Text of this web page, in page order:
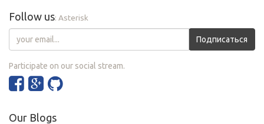
Follow us: Asterisk
Подписаться
Participate on our social stream.
Our Blogs